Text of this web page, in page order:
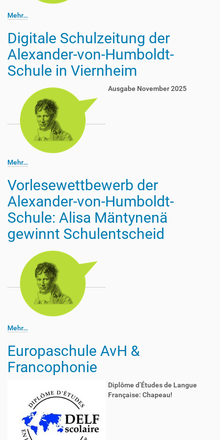
Mehr…
Digitale Schulzeitung der
Alexander-von-Humboldt-
Schule in Viernheim
Ausgabe November 2025
Mehr…
Vorlesewettbewerb der
Alexander-von-Humboldt-
Schule: Alisa Mäntynenä
gewinnt Schulentscheid
Mehr…
Europaschule AvH &
Francophonie
Diplôme d’Études de Langue
Française: Chapeau!